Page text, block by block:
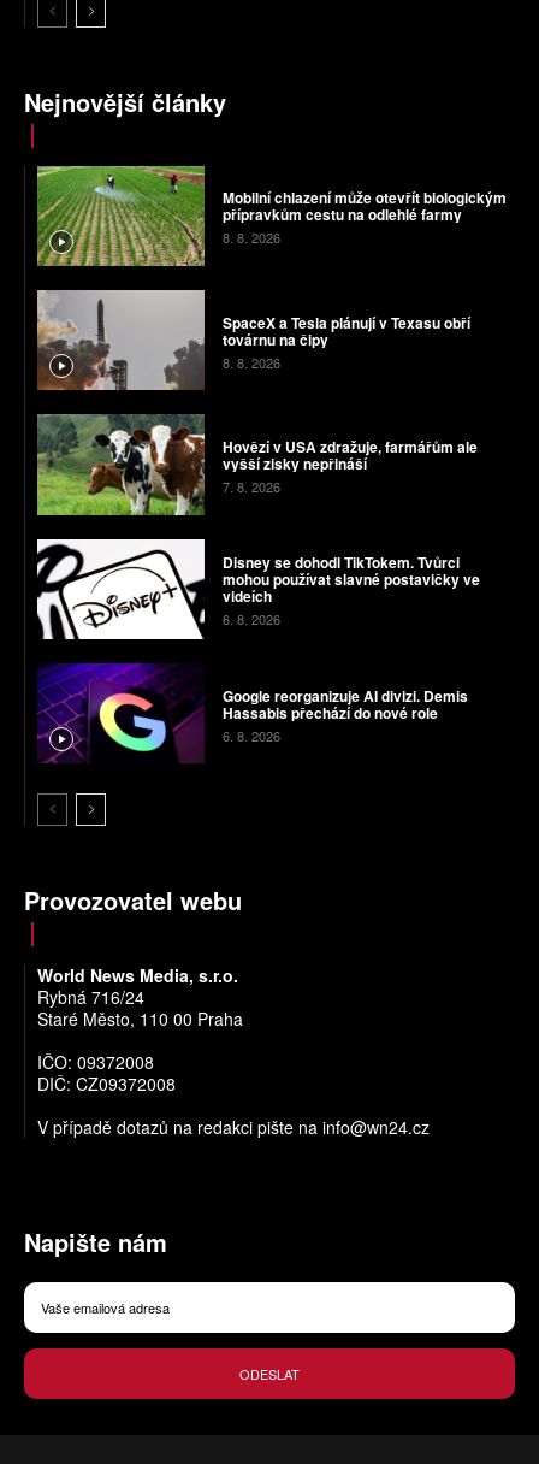
Nejnovější články
Mobilní chlazení může otevřít biologickým
přípravkům cestu na odlehlé farmy
8. 8. 2026
SpaceX a Tesla plánují v Texasu obří
továrnu na čipy
8. 8. 2026
Hovězí v USA zdražuje, farmářům ale
vyšší zisky nepřináší
7. 8. 2026
Disney se dohodl TikTokem. Tvůrci
mohou používat slavné postavičky ve
videích
6. 8. 2026
Google reorganizuje AI divizi. Demis
Hassabis přechází do nové role
6. 8. 2026
Provozovatel webu
World News Media, s.r.o.
Rybná 716/24
Staré Město, 110 00 Praha
IČO: 09372008
DIČ: CZ09372008
V případě dotazů na redakci pište na info@wn24.cz
Napište nám
ODESLAT